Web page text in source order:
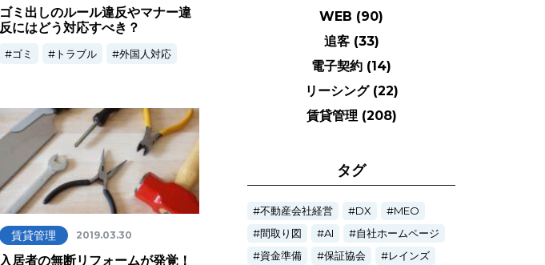
ゴミ出しのルール違反やマナー違
反にはどう対応すべき？
ゴミ トラブル 外国人対応
賃貸管理 2019.03.30
入居者の無断リフォームが発覚！
WEB (90)
追客 (33)
電子契約 (14)
リーシング (22)
賃貸管理 (208)
タグ
不動産会社経営 DX
MEO
間取り図
AI
自社ホームページ
資金準備
保証協会
レインズ